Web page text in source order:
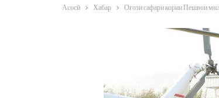
Асосӣ Хабар Оғози сафари кории Пешвои